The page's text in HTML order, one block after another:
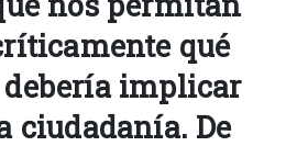
qué
implicar
ciudadanía. De